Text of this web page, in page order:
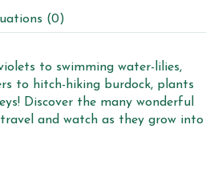
(0)
to swimming water-lilies,
to hitch-hiking burdock, plants
Discover the many wonderful
and watch as they grow into